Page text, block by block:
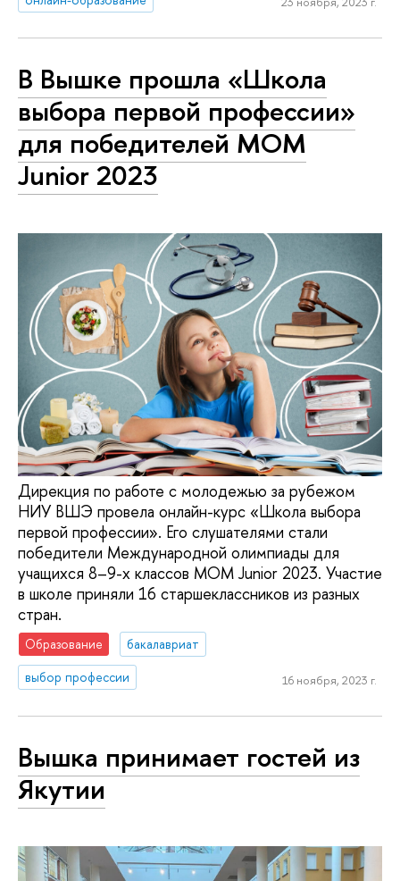
В Вышке прошла «Школа
выбора первой профессии»
для победителей МОМ
Junior 2023
Дирекция по работе с молодежью за рубежом
НИУ ВШЭ провела онлайн-курс «Школа выбора
первой профессии». Его слушателями стали
победители Международной олимпиады для
учащихся 8–9-х классов МОМ Junior 2023. Участие
в школе приняли 16 старшеклассников из разных
стран.
Образование
бакалавриат
выбор профессии
16 ноября, 2023 г.
Вышка принимает гостей из
Якутии